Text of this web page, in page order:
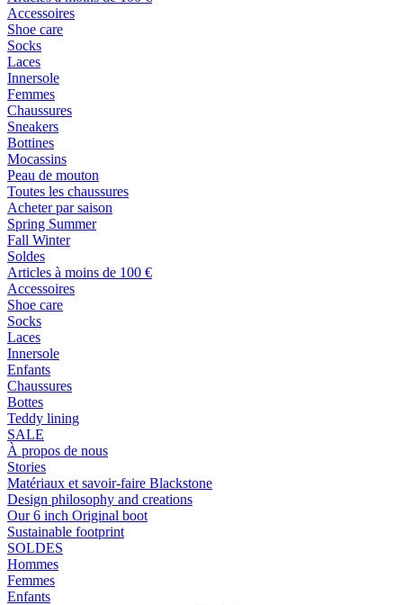
Accessoires
Shoe care
Socks
Laces
Innersole
Femmes
Chaussures
Sneakers
Bottines
Mocassins
Peau de mouton
Toutes les chaussures
Acheter par saison
Spring Summer
Fall Winter
Soldes
Articles à moins de 100 €
Accessoires
Shoe care
Socks
Laces
Innersole
Enfants
Chaussures
Bottes
Teddy lining
SALE
À propos de nous
Stories
Matériaux et savoir-faire Blackstone
Design philosophy and creations
Our 6 inch Original boot
Sustainable footprint
SOLDES
Hommes
Femmes
Enfants